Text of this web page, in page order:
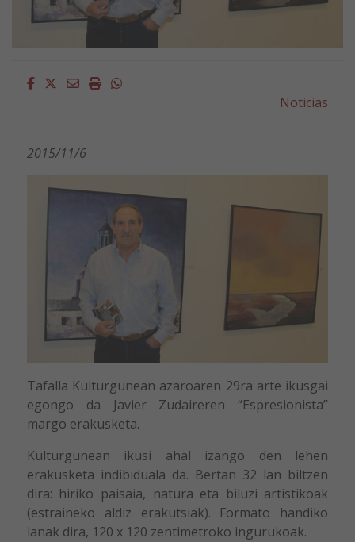
Facebook
Twitter
EmailImprimirWhatsapp
Noticias
2015/11/6
Tafalla Kulturgunean azaroaren 29ra arte ikusgai
egongo da Javier Zudaireren “Espresionista”
margo erakusketa.
Kulturgunean ikusi ahal izango den lehen
erakusketa indibiduala da. Bertan 32 lan biltzen
dira: hiriko paisaia, natura eta biluzi artistikoak
(estraineko aldiz erakutsiak). Formato handiko
lanak dira, 120 x 120 zentimetroko ingurukoak.